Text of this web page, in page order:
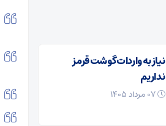
نیاز به واردات گوشت قرمز
نداریم
۰۷ مرداد ۱۴۰۵